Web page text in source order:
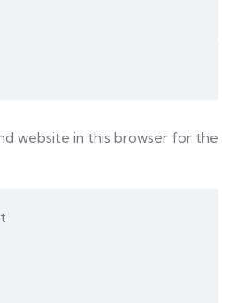
website in this browser for the